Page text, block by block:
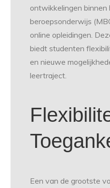
ontwikkelingen binnen
beroepsonderwijs
online opleidingen.
biedt studenten
en nieuwe
leertraject.
Een van de grootste